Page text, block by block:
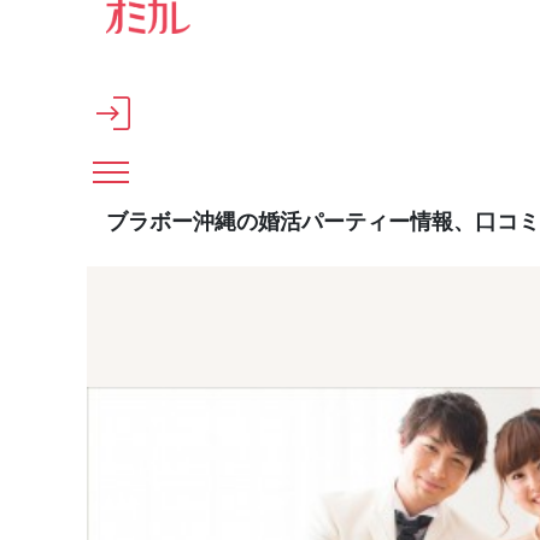
メインコンテンツへスキップ
ブラボー沖縄の婚活パーティー情報、口コ